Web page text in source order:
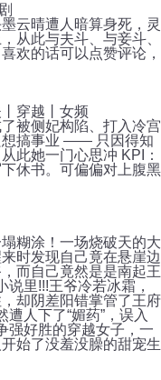
云晴遭人暗算身死，灵
从此与夫斗、与妾斗、
欢的话可以点赞评论，
穿越丨女频
被侧妃构陷、打入冷宫
想搞事业 —— 只因得知
此她一门心思冲 KPI：
休书。可偏偏对上腹黑
糊涂！一场烧破天的大
时发现自己竟在悬崖边
而自己竟然是是南起王
里!!!王爷冷若冰霜，
却阴差阳错掌管了王府
人下了“媚药”，误入
强好胜的穿越女子，一
始了没羞没臊的甜宠生